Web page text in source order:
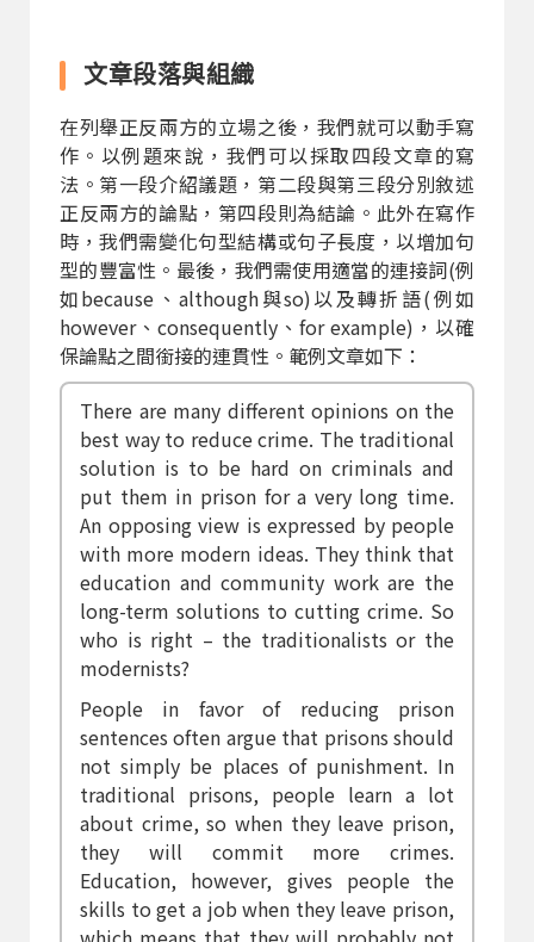
文章段落與組織
在列舉正反兩方的立場之後，我們就可以動手寫
作。以例題來說，我們可以採取四段文章的寫
法。第一段介紹議題，第二段與第三段分別敘述
正反兩方的論點，第四段則為結論。此外在寫作
時，我們需變化句型結構或句子長度，以增加句
型的豐富性。最後，我們需使用適當的連接詞(例
如because、although與so)以及轉折語(例如
however、consequently、for example)，以確
保論點之間銜接的連貫性。範例文章如下：
There are many different opinions on the
best way to reduce crime. The traditional
solution is to be hard on criminals and
put them in prison for a very long time.
An opposing view is expressed by people
with more modern ideas. They think that
education and community work are the
long-term solutions to cutting crime. So
who is right – the traditionalists or the
modernists?
People in favor of reducing prison
sentences often argue that prisons should
not simply be places of punishment. In
traditional prisons, people learn a lot
about crime, so when they leave prison,
they will commit more crimes.
Education, however, gives people the
skills to get a job when they leave prison,